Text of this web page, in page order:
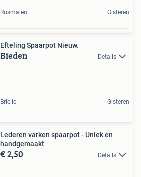
Rosmalen Gisteren
Efteling Spaarpot Nieuw.
Bieden Details
Brielle Gisteren
Lederen varken spaarpot - Uniek en
handgemaakt
€ 2,50 Details